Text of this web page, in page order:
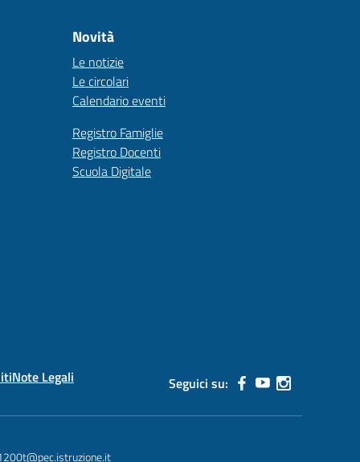
Novità
Le notizie
Le circolari
Calendario eventi
Registro Famiglie
Registro Docenti
Scuola Digitale
Note Legali Seguici su: